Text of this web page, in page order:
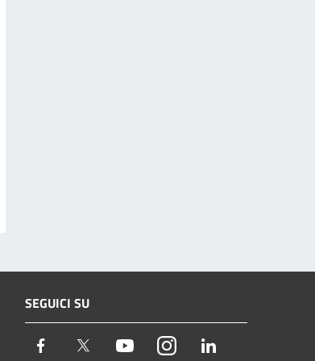
SEGUICI SU
Facebook Twitter YoutubeInstagram